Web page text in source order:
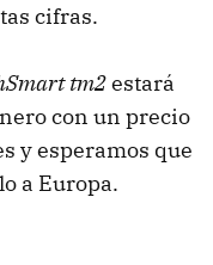
cifras.
tm2estará
con un precio
y esperamos que
a Europa.